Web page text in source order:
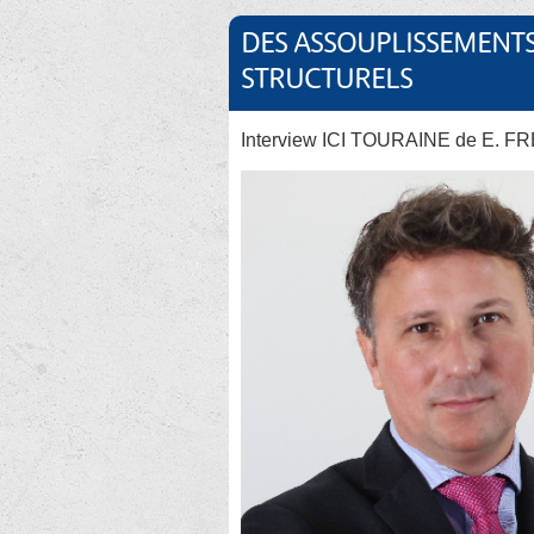
DES
STRUCTURELS
Interview ICI TOURAINE de E.